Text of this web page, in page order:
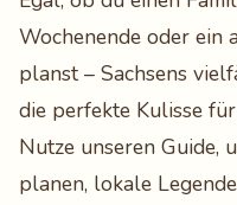
Wochenende oder ein
planst – Sachsens
die perfekte Kulisse
Nutze unseren Guide,
planen, lokale